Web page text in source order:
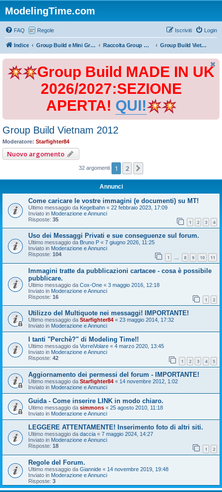
ModelingTime.com
FAQ Regole Login
Iscriviti
Indice Group Build e Mini Group Build Raccolta Group Build Group Build Vietnam 2012
Group Build MADE IN UK
2026/2027:SEZIONE
APERTA! QUI!
Group Build Vietnam 2012
Moderatore: Starfighter84
Nuovo argomento
32 argomenti 1 2
Annunci
Come caricare le vostre immagini (e documenti) su MT!
Ultimo messaggio da Kegelbahn « 22 febbraio 2023, 17:09
Inviato in Moderazione e Annunci
Risposte: 35 1 2 3 4
Uso dei Messaggi Privati e sue conseguenze sul forum.
Ultimo messaggio da Bruno P « 7 giugno 2026, 11:25
Inviato in Moderazione e Annunci
Risposte: 104 1 … 8 9 10 11
Immagini tratte da pubblicazioni cartacee - cosa è possibile
pubblicare.
Ultimo messaggio da Cox-One « 3 maggio 2016, 12:18
Inviato in Moderazione e Annunci
Risposte: 16 1 2
Utilizzo del Multiquote nei messaggi! IMPORTANTE!
Ultimo messaggio da Starfighter84 « 23 maggio 2014, 17:32
Inviato in Moderazione e Annunci
I tanti "Perchè?" di Modeling Time!!
Ultimo messaggio da VorreiVolare « 4 marzo 2020, 13:45
Inviato in Moderazione e Annunci
Risposte: 42 1 2 3 4 5
Aggiornamento dei permessi del forum - IMPORTANTE!
Ultimo messaggio da Starfighter84 « 14 novembre 2012, 1:02
Inviato in Moderazione e Annunci
Guida - Come inserire LINK in modo chiaro.
Ultimo messaggio da simmons « 25 agosto 2010, 11:18
Inviato in Moderazione e Annunci
LEGGERE ATTENTAMENTE! Inserimento foto di altri siti.
Ultimo messaggio da daccia « 7 maggio 2024, 14:27
Inviato in Moderazione e Annunci
Risposte: 18 1 2
Regole del Forum.
Ultimo messaggio da Giannide « 14 novembre 2019, 19:48
Inviato in Moderazione e Annunci
Risposte: 3